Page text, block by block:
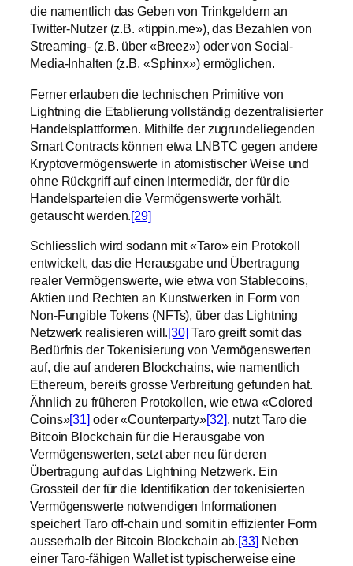
die namentlich das Geben von Trinkgeldern an
Twitter-Nutzer (z.B. «tippin.me»), das Bezahlen von
Streaming- (z.B. über «Breez») oder von Social-
Media-Inhalten (z.B. «Sphinx») ermöglichen.
Ferner erlauben die technischen Primitive von
Lightning die Etablierung vollständig dezentralisierter
Handelsplattformen. Mithilfe der zugrundeliegenden
Smart Contracts können etwa LNBTC gegen andere
Kryptovermögenswerte in atomistischer Weise und
ohne Rückgriff auf einen Intermediär, der für die
Handelsparteien die Vermögenswerte vorhält,
getauscht werden.[29]
Schliesslich wird sodann mit «Taro» ein Protokoll
entwickelt, das die Herausgabe und Übertragung
realer Vermögenswerte, wie etwa von Stablecoins,
Aktien und Rechten an Kunstwerken in Form von
Non-Fungible Tokens (NFTs), über das Lightning
Netzwerk realisieren will.[30] Taro greift somit das
Bedürfnis der Tokenisierung von Vermögenswerten
auf, die auf anderen Blockchains, wie namentlich
Ethereum, bereits grosse Verbreitung gefunden hat.
Ähnlich zu früheren Protokollen, wie etwa «Colored
Coins»[31] oder «Counterparty»[32], nutzt Taro die
Bitcoin Blockchain für die Herausgabe von
Vermögenswerten, setzt aber neu für deren
Übertragung auf das Lightning Netzwerk. Ein
Grossteil der für die Identifikation der tokenisierten
Vermögenswerte notwendigen Informationen
speichert Taro off-chain und somit in effizienter Form
ausserhalb der Bitcoin Blockchain ab.[33]Neben
einer Taro-fähigen Wallet ist typischerweise eine